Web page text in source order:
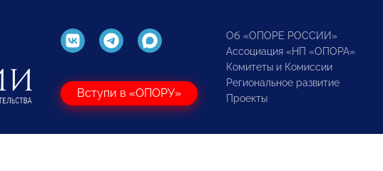
Вступи в «ОПОРУ»
Об «ОПОРЕ РОССИИ»
Ассоциация «НП «ОПОРА»
Комитеты и Комиссии
Региональное развитие
Проекты